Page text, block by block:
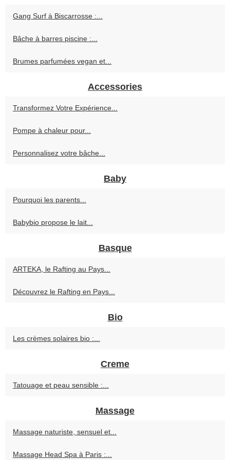
Gang Surf à Biscarrosse :...
Bâche à barres piscine :...
Brumes parfumées vegan et...
Accessories
Transformez Votre Expérience...
Pompe à chaleur pour...
Personnalisez votre bâche...
Baby
Pourquoi les parents...
Babybio propose le lait...
Basque
ARTEKA, le Rafting au Pays...
Découvrez le Rafting en Pays...
Bio
Les crèmes solaires bio :...
Creme
Tatouage et peau sensible :...
Massage
Massage naturiste, sensuel et...
Massage Head Spa à Paris :...